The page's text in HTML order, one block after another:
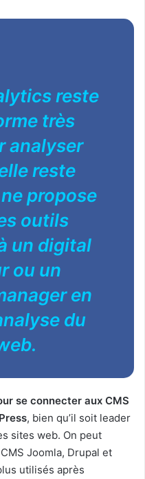
reste
très
analyser
reste
propose
outils
un digital
ou un
en
du
se connecter aux CMS
, bien qu’il soit leader
sites web. On peut
Joomla, Drupal et
utilisés après